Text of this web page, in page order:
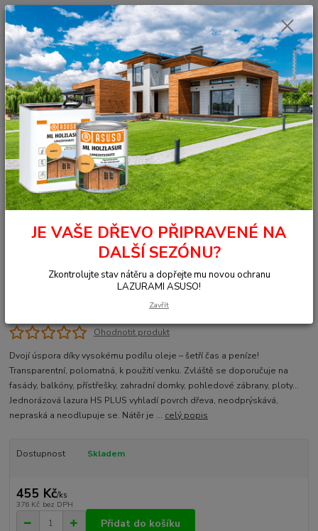
Menu
Hledat
+420 377 441 961 0ks
za 0,00 Kč
Úvod OSMO - přírodní oleje Na dřevo ven Fasády
Jednorázová
lazura HS plus
9206 Lazura HS dub světlý 0,125 l
9206 Lazura HS dub světlý 0,125
l
Ohodnotit produkt
Dvojí úspora díky vysokému podílu oleje – šetří čas a peníze!
Transparentní, polomatná, k použití venku. Zvláště se doporučuje na
fasády, balkóny, přístřešky, zahradní domky, pohledové zábrany, ploty…
Jednorázová lazura HS PLUS vyhladí povrch dřeva, neodprýskává,
nepraská a neodlupuje se. Nátěr je ... celý popis
Dostupnost Skladem
455 Kč/ks
376 Kč bez DPH
Přidat do košíku
JE VAŠE DŘEVO PŘIPRAVENÉ NA
DALŠÍ SEZÓNU?
Zkontrolujte stav nátěru a dopřejte mu novou ochranu
LAZURAMI ASUSO!
Zavřít